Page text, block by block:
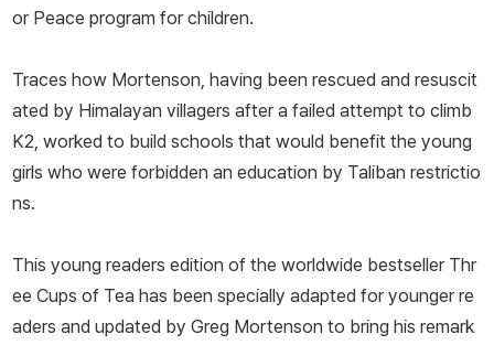
or Peace program for children.
Traces how Mortenson, having been rescued and resuscit
ated by Himalayan villagers after a failed attempt to climb
K2, worked to build schools that would benefit the young
girls who were forbidden an education by Taliban restrictio
ns.
This young readers edition of the worldwide bestseller Thr
ee Cups of Tea has been specially adapted for younger re
aders and updated by Greg Mortenson to bring his remark